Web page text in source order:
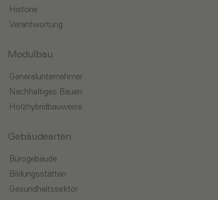
Historie
Verantwortung
Modulbau
Generalunternehmer
Nachhaltiges Bauen
Holzhybridbauweise
Gebäudearten
Bürogebäude
Bildungsstätten
Gesundheitssektor